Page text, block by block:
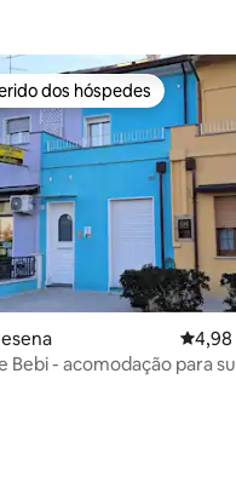
de 5, 116 avaliações
melhores preferidos dos
dos hóspedes
4,98
4,98
Bebi - acomodação para